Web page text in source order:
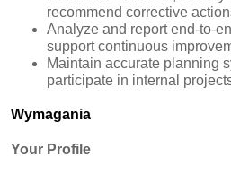
recommend corrective
Analyze and report
support continuous
Maintain accurate planning
participate in internal
Wymagania
Your Profile